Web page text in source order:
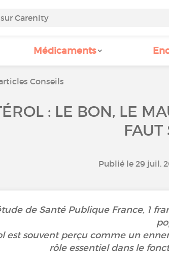
Médicaments
Conseils
: LE BON, LE
FAUT
Publié le 29 juil.
de Santé Publique France, 1
est souvent perçu comme un
rôle essentiel dans le